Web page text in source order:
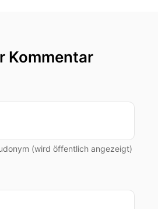
Kommentar
(wird öffentlich angezeigt)